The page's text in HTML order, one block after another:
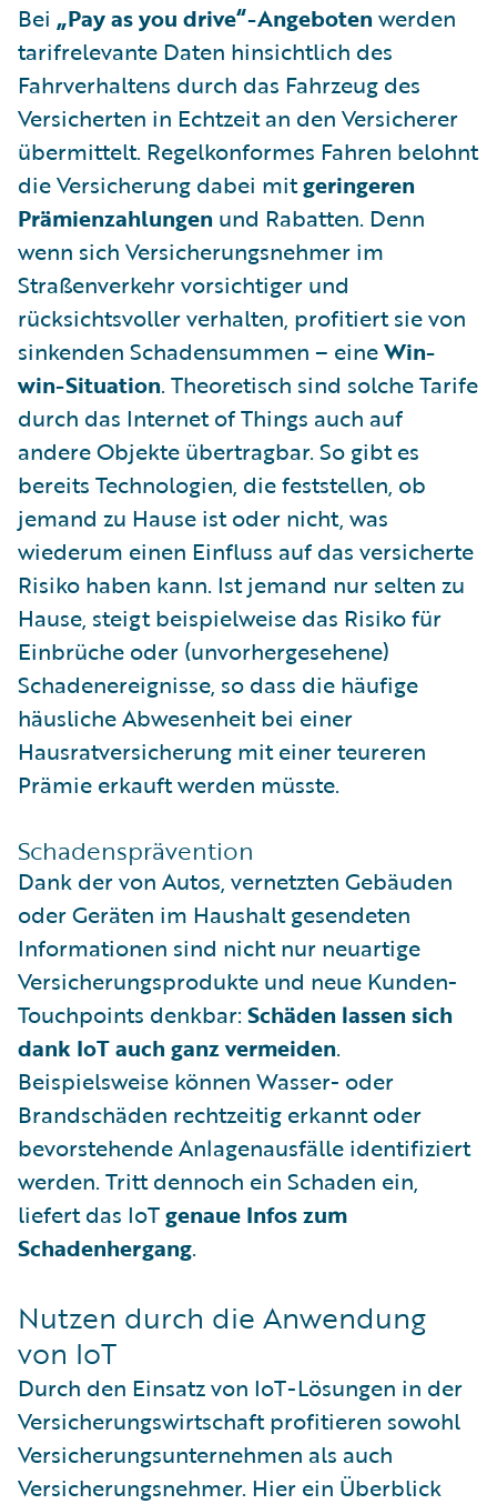
Bei „Pay as you drive“-Angebotenwerden
tarifrelevante Daten hinsichtlich des
Fahrverhaltens durch das Fahrzeug des
Versicherten in Echtzeit an den Versicherer
übermittelt. Regelkonformes Fahren belohnt
die Versicherung dabei mitgeringeren
Prämienzahlungen und Rabatten. Denn
wenn sich Versicherungsnehmer im
Straßenverkehr vorsichtiger und
rücksichtsvoller verhalten, profitiert sie von
sinkenden Schadensummen – eineWin-
win-Situation. Theoretisch sind solche Tarife
durch das Internet of Things auch auf
andere Objekte übertragbar. So gibt es
bereits Technologien, die feststellen, ob
jemand zu Hause ist oder nicht, was
wiederum einen Einfluss auf das versicherte
Risiko haben kann. Ist jemand nur selten zu
Hause, steigt beispielweise das Risiko für
Einbrüche oder (unvorhergesehene)
Schadenereignisse, so dass die häufige
häusliche Abwesenheit bei einer
Hausratversicherung mit einer teureren
Prämie erkauft werden müsste.
Schadensprävention
Dank der von Autos, vernetzten Gebäuden
oder Geräten im Haushalt gesendeten
Informationen sind nicht nur neuartige
Versicherungsprodukte und neue Kunden-
Touchpoints denkbar: Schäden lassen sich
dank IoT auch ganz vermeiden.
Beispielsweise können Wasser- oder
Brandschäden rechtzeitig erkannt oder
bevorstehende Anlagenausfälle identifiziert
werden. Tritt dennoch ein Schaden ein,
liefert das IoTgenaue Infos zum
Schadenhergang.
Nutzen durch die Anwendung
von IoT
Durch den Einsatz von IoT-Lösungen in der
Versicherungswirtschaft profitieren sowohl
Versicherungsunternehmen als auch
Versicherungsnehmer. Hier ein Überblick